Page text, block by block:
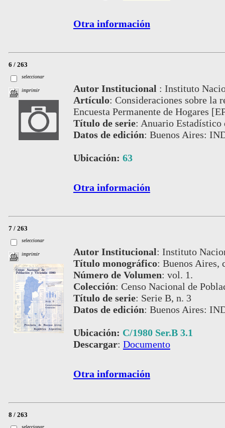
Otra información
6 / 263
seleccionar
imprimir Autor Institucional : Instituto
Artículo: Consideraciones sobre la
Encuesta Permanente de Hogares
Título de serie: Anuario Estadístico
Datos de edición: Buenos Aires:
Ubicación: 63
Otra información
7 / 263
seleccionar
imprimir Autor Institucional: Instituto
Título monográfico: Buenos Aires,
Número de Volumen: vol. 1.
Colección: Censo Nacional de
Título de serie: Serie B, n. 3
Datos de edición: Buenos Aires:
Ubicación: C/1980 Ser.B 3.1
Descargar: Documento
Otra información
8 / 263